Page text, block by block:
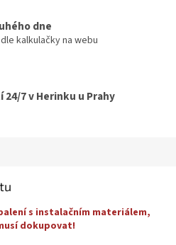
dne
kalkulačky na webu
7 v Herinku u Prahy
s instalačním materiálem,
dokupovat!